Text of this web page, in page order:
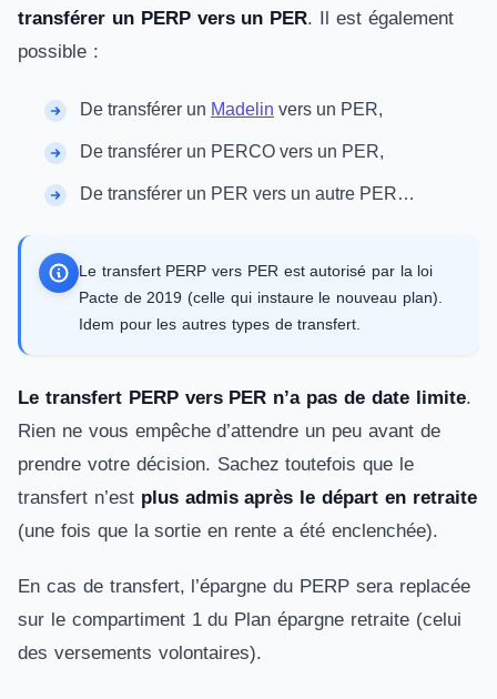
transférer un PERP vers un PER. Il est également
possible :
De transférer un Madelin vers un PER,
De transférer un PERCO vers un PER,
De transférer un PER vers un autre PER…
Le transfert PERP vers PER est autorisé par la loi
Pacte de 2019 (celle qui instaure le nouveau plan).
Idem pour les autres types de transfert.
Le transfert PERP vers PER n’a pas de date limite.
Rien ne vous empêche d’attendre un peu avant de
prendre votre décision. Sachez toutefois que le
transfert n’est plus admis après le départ en retraite
(une fois que la sortie en rente a été enclenchée).
En cas de transfert, l’épargne du PERP sera replacée
sur le compartiment 1 du Plan épargne retraite (celui
des versements volontaires).